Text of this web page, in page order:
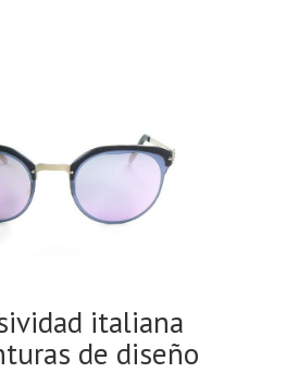
italiana
de diseño